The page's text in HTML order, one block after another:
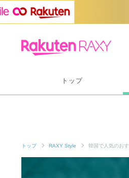
トップ
トップ RAXY Style 韓国で人気のお